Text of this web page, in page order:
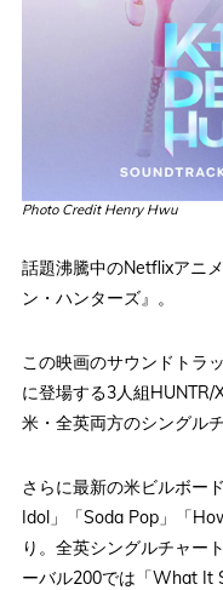
Photo Credit Henry Hwu
話題沸騰中のNetflixアニ
ン・ハンターズ』。
この映画のサウンドトラ
に登場する3人組HUNTR/
米・全英両方のシングル
さらに最新の米ビルボー
Idol」「Soda Pop」「
り。全英シングルチャー
ーバル200では「What It